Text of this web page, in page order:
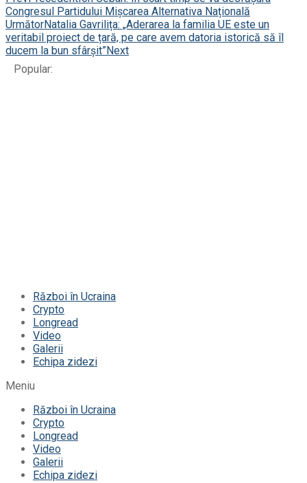
Congresul Partidului Mișcarea Alternativa Națională
UrmătorNatalia Gavrilița: „Aderarea la familia UE este un
veritabil proiect de țară, pe care avem datoria istorică să îl
ducem la bun sfârșit”Next
Popular:
Război în Ucraina
Crypto
Longread
Video
Galerii
Echipa zidezi
Meniu
Război în Ucraina
Crypto
Longread
Video
Galerii
Echipa zidezi